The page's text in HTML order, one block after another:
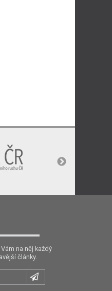
na něj každý
články.